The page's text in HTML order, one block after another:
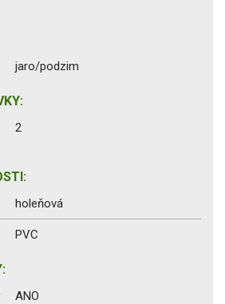
jaro/podzim
2
holeňová
PVC
ANO